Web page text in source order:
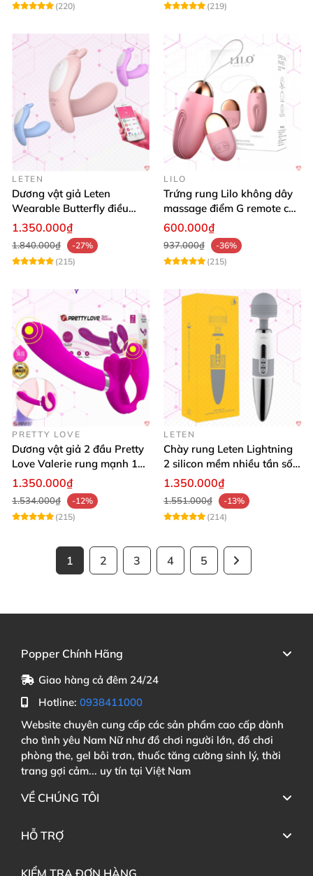
(220)
(219)
LETEN
Dương vật giả Leten
Wearable Butterfly điều
khiển app bluetooth 16 chế
1.350.000₫
1.840.000₫
-27%
(215)
LILO
Trứng rung Lilo không dây
massage điểm G remote cao
cấp USB
600.000₫
937.000₫
-36%
(215)
PRETTY LOVE
Dương vật giả 2 đầu Pretty
Love Valerie rung mạnh 12
chế độ cao cấp
1.350.000₫
1.534.000₫
-12%
(215)
LETEN
Chày rung Leten Lightning
2 silicon mềm nhiều tần số
rung phát nhiệt
1.350.000₫
1.551.000₫
-13%
(214)
1 2 3 4 5
Popper Chính Hãng
Giao hàng cả đêm 24/24
Hotline: 0938411000
Website chuyên cung cấp các sản phẩm cao cấp dành
cho tình yêu Nam Nữ như đồ chơi người lớn, đồ chơi
phòng the, gel bôi trơn, thuốc tăng cường sinh lý, thời
trang gợi cảm... uy tín tại Việt Nam
VỀ CHÚNG TÔI
HỖ TRỢ
KIỂM TRA ĐƠN HÀNG